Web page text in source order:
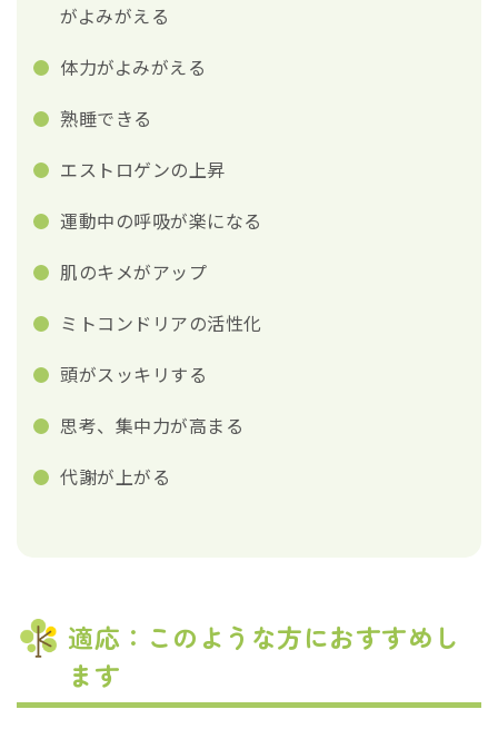
がよみがえる
体力がよみがえる
熟睡できる
エストロゲンの上昇
運動中の呼吸が楽になる
肌のキメがアップ
ミトコンドリアの活性化
頭がスッキリする
思考、集中力が高まる
代謝が上がる
適応：このような方におすすめし
ます